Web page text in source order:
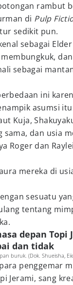
rambut
di Pulp
sedikit pun.
sebagai
sebagai
ini
asumsi
Kuja,
dan usia
Roger dan
mereka di
sesuatu
tentang
depan Topi
dan tidak
buruk. (Dok. Shueisha,
penggemar
Jerami, sang